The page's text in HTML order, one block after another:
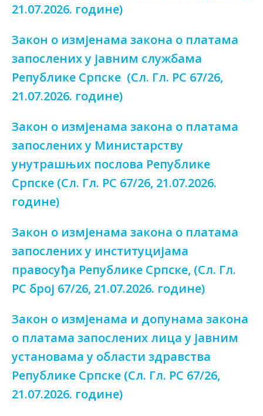
21.07.2026. године)
Закон о измјенама закона о платама
запослених у јавним службама
Републике Српске (Сл. Гл. РС 67/26,
21.07.2026. године)
Закон о измјенама закона о платама
запослених у Министарству
унутрашњих послова Републике
Српске (Сл. Гл. РС 67/26, 21.07.2026.
године)
Закон о измјенама закона о платама
запослених у институцијама
правосуђа Републике Српске, (Сл. Гл.
РС број 67/26, 21.07.2026. године)
Закон о измјенама и допунама закона
о платама запослених лица у јавним
установама у области здравства
Републике Српске (Сл. Гл. РС 67/26,
21.07.2026. године)